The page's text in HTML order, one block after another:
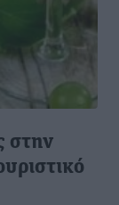
στην